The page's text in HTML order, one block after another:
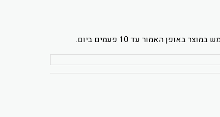
טיפה אחת על אצבע נקייה ולמרוח על הלשון. במידת הצורך ניתן ליטול באופן זה עד 3 טיפות, אחת בכל פעם. ניתן להשתמש במוצר באופן האמור עד 10 פעמים ביום.